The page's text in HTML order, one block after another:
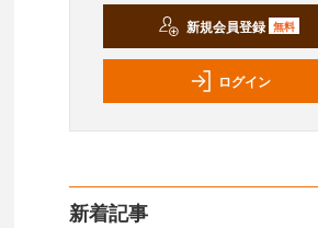
新規会員登録 無料
ログイン
新着記事